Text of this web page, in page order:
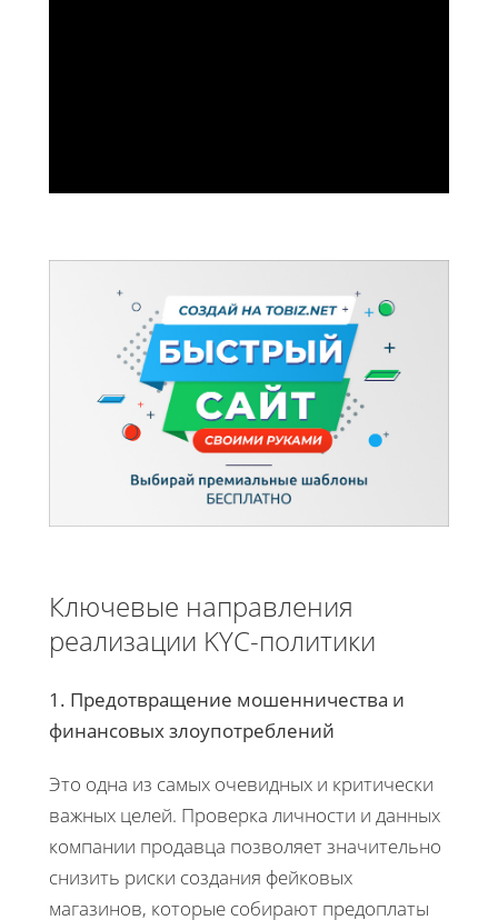
Ключевые направления
реализации KYC-политики
1. Предотвращение мошенничества и
финансовых злоупотреблений
Это одна из самых очевидных и критически
важных целей. Проверка личности и данных
компании продавца позволяет значительно
снизить риски создания фейковых
магазинов, которые собирают предоплаты